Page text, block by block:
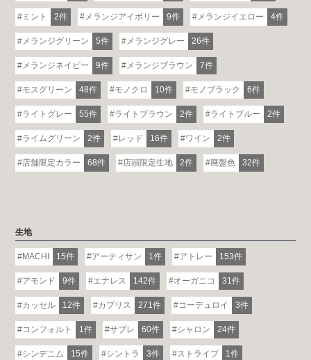
ミント 2件 メランジアイボリー 9件 メランジイエロー 4件
メランジグリーン 5件 メランジグレー 26件
メランジネイビー 9件 メランジブラウン 7件
モスグリーン 48件 モノクロ 10件 モノブラック 6件
ライトグレー 55件 ライトブラウン 2件 ライトブルー 2件
ライムグリーン 2件 レッド 16件 ワイン 2件
店舗限定カラー 68件 店頭限定生地 2件 廃盤色 32件
生地
MACHI 15件 アーティサン 1件 アトレー 153件
アモンド 9件 エナレス 142件 オーガニコ 31件
カッセル 12件 カプリス 271件 コーデュロイ 3件
コンフォルト 1件 サブレ 60件 シャロン 24件
シンデニム 15件 シントラ 3件 ストライプ 1件